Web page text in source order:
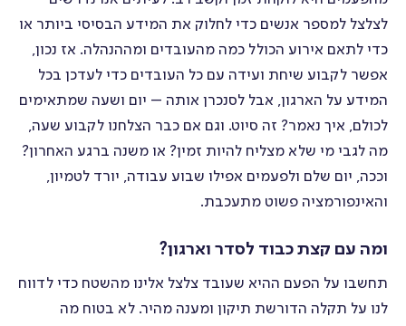
לצלצל למספר אנשים כדי לחלוק את המידע הבסיסי ביותר או
כדי לתאם אירוע הכולל כמה מהעובדים ומההנהלה. אז נכון,
אפשר לקבוע שיחת ועידה עם כל העובדים כדי לעדכן בכל
המידע על הארגון, אבל לסנכרן אותה – יום ושעה שמתאימים
לכולם, איך נאמר? זה סיוט. וגם אם כבר הצלחנו לקבוע שעה,
מה לגבי מי שלא מצליח להיות זמין? או משנה ברגע האחרון?
וככה, יום שלם ולפעמים אפילו שבוע עבודה, יורד לטמיון,
והאינפורמציה פשוט מתעכבת.
ומה עם קצת כבוד לסדר וארגון?
תחשבו על הפעם ההיא שעובד צלצל אלינו מהשטח כדי לדווח
לנו על תקלה הדורשת תיקון ומענה מהיר. לא בטוח מה